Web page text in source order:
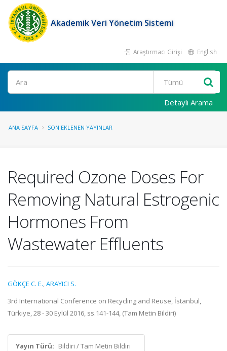
Akademik Veri Yönetim Sistemi
Araştırmacı Girişi English
Ara
Detaylı Arama
ANA SAYFA SON EKLENEN YAYINLAR
Required Ozone Doses For
Removing Natural Estrogenic
Hormones From
Wastewater Effluents
GÖKÇE C. E.,ARAYICI S.
3rd International Conference on Recycling and Reuse, İstanbul,
Türkiye, 28 - 30 Eylül 2016, ss.141-144, (Tam Metin Bildiri)
Yayın Türü: Bildiri / Tam Metin Bildiri